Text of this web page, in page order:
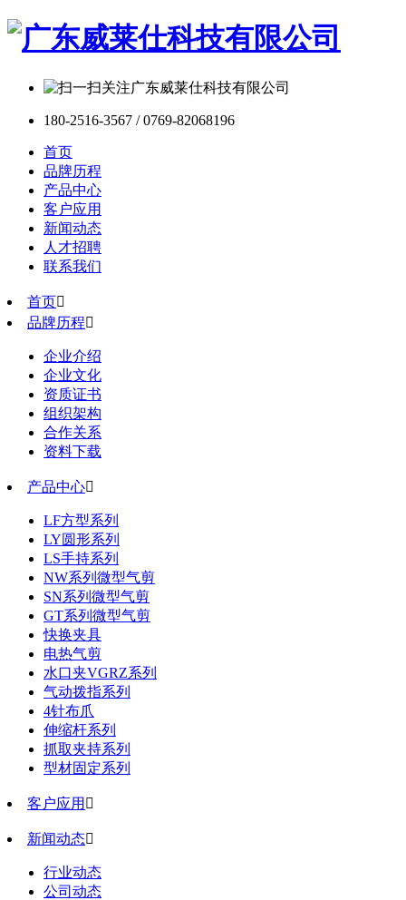
180-2516-3567 / 0769-82068196
首页
品牌历程
产品中心
客户应用
新闻动态
人才招聘
联系我们
首页
品牌历程
企业介绍
企业文化
资质证书
组织架构
合作关系
资料下载
产品中心
LF方型系列
LY圆形系列
LS手持系列
NW系列微型气剪
SN系列微型气剪
GT系列微型气剪
快换夹具
电热气剪
水口夹VGRZ系列
气动拨指系列
4针布爪
伸缩杆系列
抓取夹持系列
型材固定系列
客户应用 
新闻动态
行业动态
公司动态